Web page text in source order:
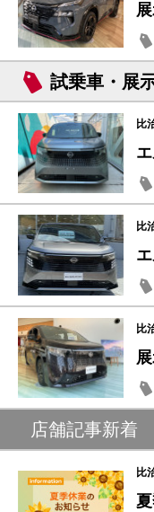
試乗車・展
比
比
比
店舗記事新着
比